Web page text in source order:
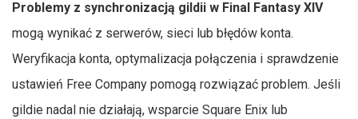
Problemy z synchronizacją gildii w Final Fantasy XIV
mogą wynikać z serwerów, sieci lub błędów konta.
Weryfikacja konta, optymalizacja połączenia i sprawdzenie
ustawień Free Company pomogą rozwiązać problem. Jeśli
gildie nadal nie działają, wsparcie Square Enix lub